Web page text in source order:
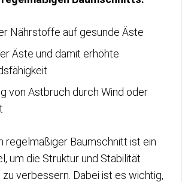
Nährstoffe auf gesunde Äste
Äste und damit erhöhte
von Astbruch durch Wind oder
regelmäßiger Baumschnitt ist ein
um die Struktur und Stabilität
verbessern. Dabei ist es wichtig,